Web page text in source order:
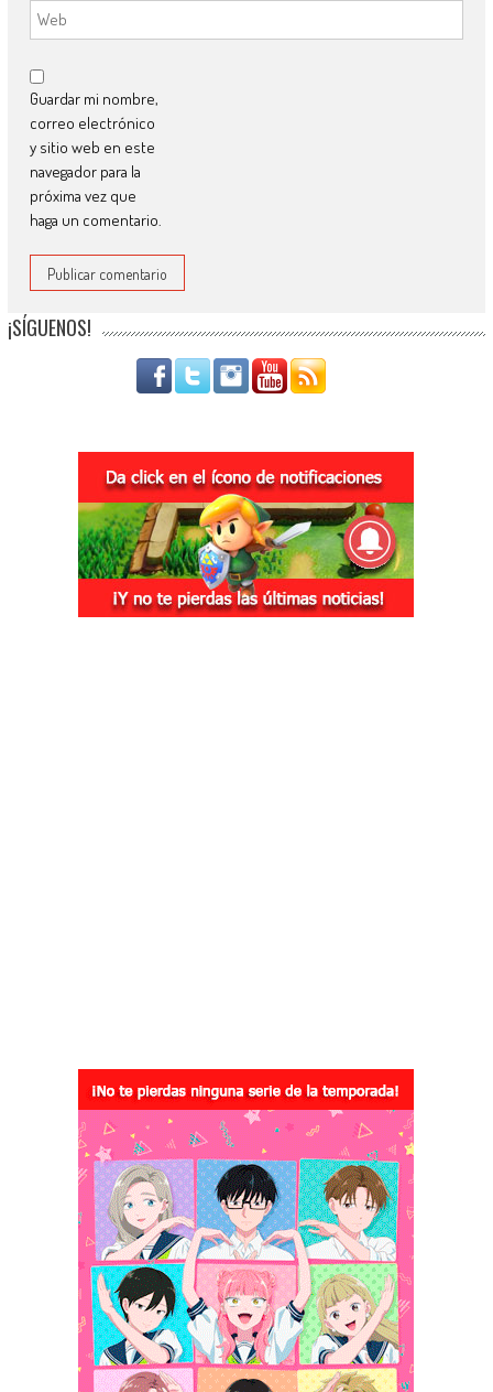
Guardar mi nombre,
correo electrónico
y sitio web en este
navegador para la
próxima vez que
haga un comentario.
¡SÍGUENOS!